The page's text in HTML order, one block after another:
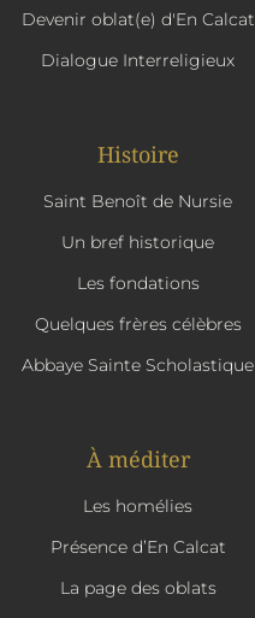
Devenir oblat(e) d'En Calcat
Dialogue Interreligieux
Histoire
Saint Benoît de Nursie
Un bref historique
Les fondations
Quelques frères célèbres
Abbaye Sainte Scholastique
À méditer
Les homélies
Présence d’En Calcat
La page des oblats